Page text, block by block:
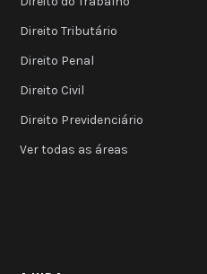
Direito Tributário
Direito Penal
Direito Civil
Direito Previdenciário
Ver todas as áreas